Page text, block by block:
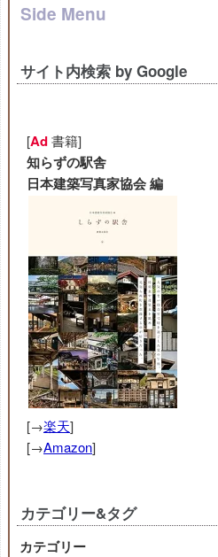
Side Menu
サイト内検索 by Google
[Ad書籍]
知らずの駅舎
日本建築写真家協会 編
[→楽天]
[→Amazon]
カテゴリー&タグ
カテゴリー